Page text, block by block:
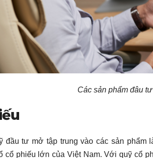
Các sản phẩm đâu
đầu tư mở tập trung vào các sản
cổ phiếu lớn của Việt Nam. Với quỹ cổ